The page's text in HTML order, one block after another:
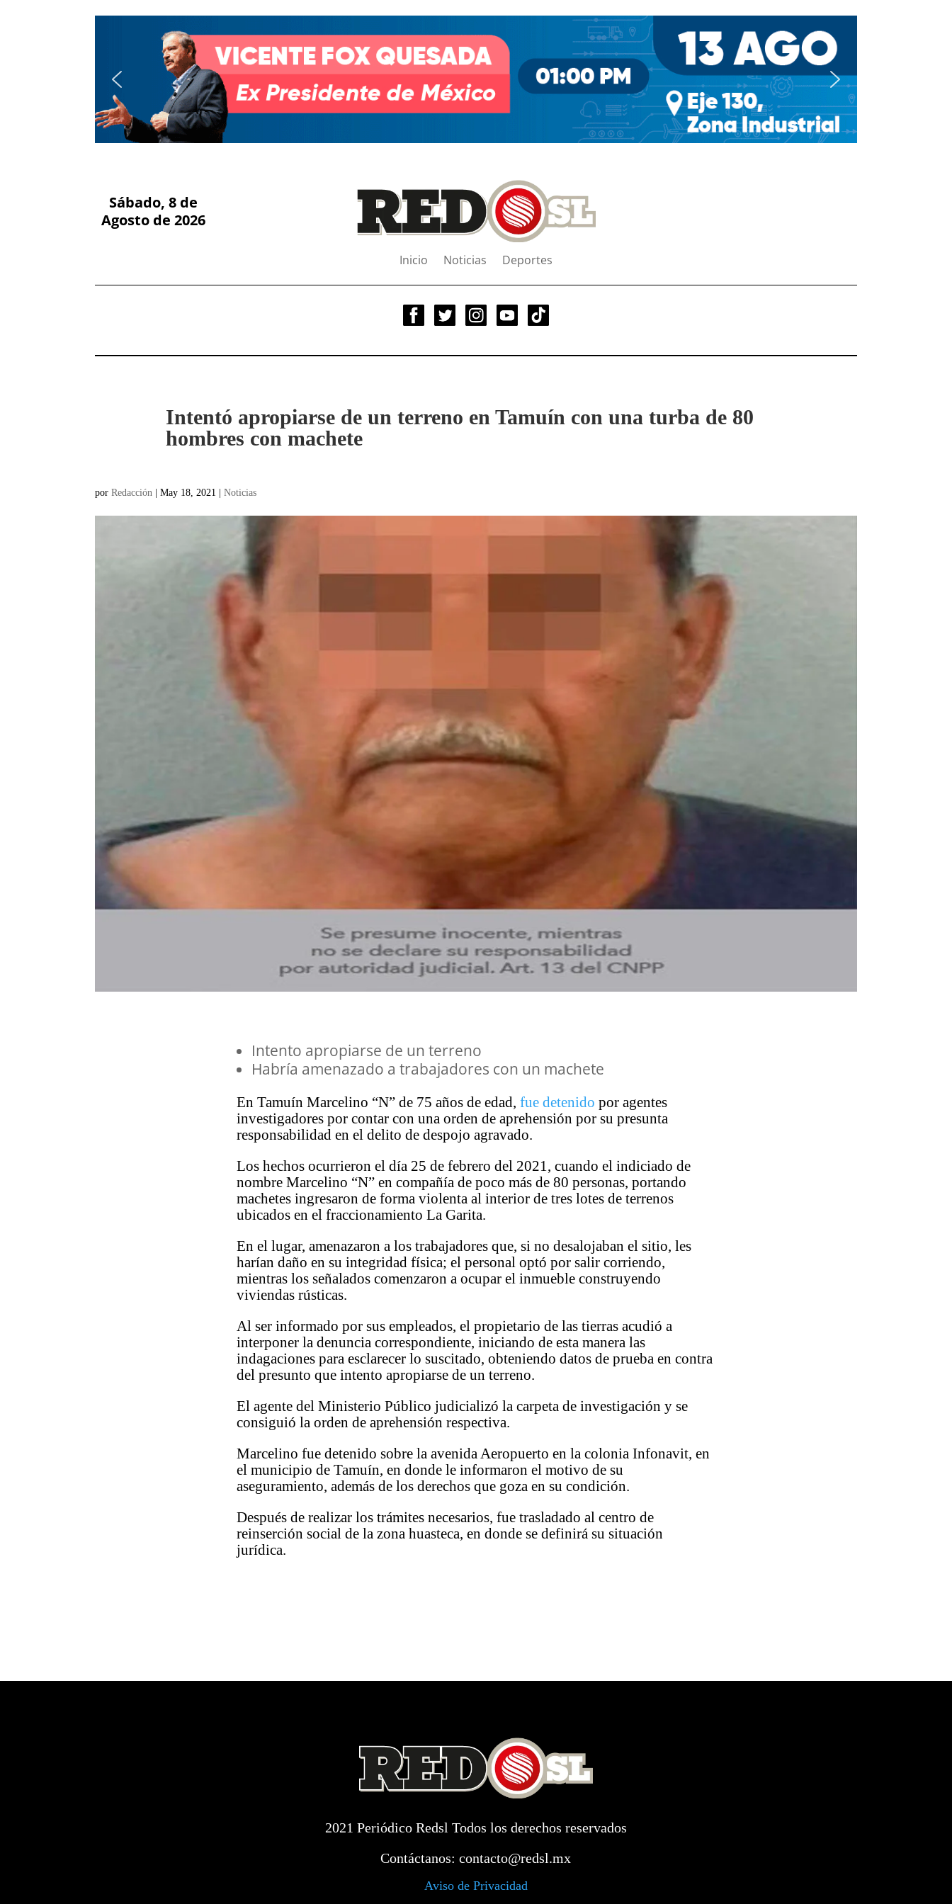
Sábado, 8 de
Agosto de 2026
Inicio Noticias Deportes
Intentó apropiarse de un terreno en Tamuín con una turba de 80
hombres con machete
porRedacción |May 18, 2021 |Noticias
Intento apropiarse de un terreno
Habría amenazado a trabajadores con un machete
En Tamuín Marcelino “N” de 75 años de edad,fue detenido por agentes
investigadores por contar con una orden de aprehensión por su presunta
responsabilidad en el delito de despojo agravado.
Los hechos ocurrieron el día 25 de febrero del 2021, cuando el indiciado de
nombre Marcelino “N” en compañía de poco más de 80 personas, portando
machetes ingresaron de forma violenta al interior de tres lotes de terrenos
ubicados en el fraccionamiento La Garita.
En el lugar, amenazaron a los trabajadores que, si no desalojaban el sitio, les
harían daño en su integridad física; el personal optó por salir corriendo,
mientras los señalados comenzaron a ocupar el inmueble construyendo
viviendas rústicas.
Al ser informado por sus empleados, el propietario de las tierras acudió a
interponer la denuncia correspondiente, iniciando de esta manera las
indagaciones para esclarecer lo suscitado, obteniendo datos de prueba en contra
del presunto que intento apropiarse de un terreno.
El agente del Ministerio Público judicializó la carpeta de investigación y se
consiguió la orden de aprehensión respectiva.
Marcelino fue detenido sobre la avenida Aeropuerto en la colonia Infonavit, en
el municipio de Tamuín, en donde le informaron el motivo de su
aseguramiento, además de los derechos que goza en su condición.
Después de realizar los trámites necesarios, fue trasladado al centro de
reinserción social de la zona huasteca, en donde se definirá su situación
jurídica.
2021 Periódico Redsl Todos los derechos reservados
Contáctanos:contacto@redsl.mx
Aviso de Privacidad